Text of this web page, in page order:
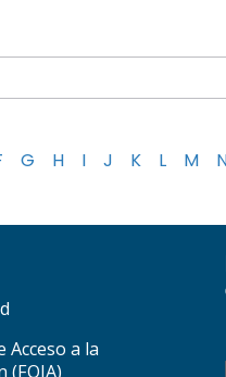
G H I J K L M
Acceso a la
(FOIA)